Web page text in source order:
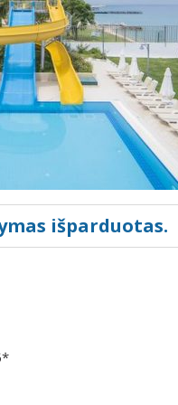
išparduotas.